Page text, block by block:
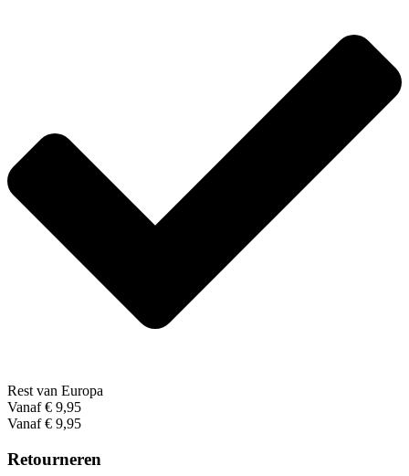
Rest van Europa
Vanaf € 9,95
Vanaf € 9,95
Retourneren